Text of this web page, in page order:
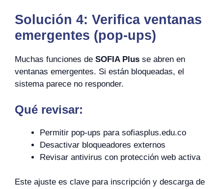
Solución 4: Verifica ventanas
emergentes (pop-ups)
Muchas funciones de SOFIA Plus se abren en
ventanas emergentes. Si están bloqueadas, el
sistema parece no responder.
Qué revisar:
Permitir pop-ups para sofiasplus.edu.co
Desactivar bloqueadores externos
Revisar antivirus con protección web activa
Este ajuste es clave para inscripción y descarga de